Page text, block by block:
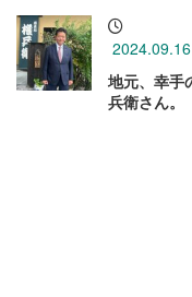
2024.09.16
地元、幸手
兵衛さん。